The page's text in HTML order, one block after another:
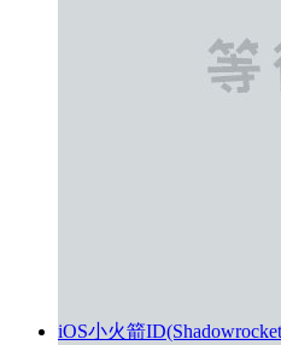
iOS小火箭